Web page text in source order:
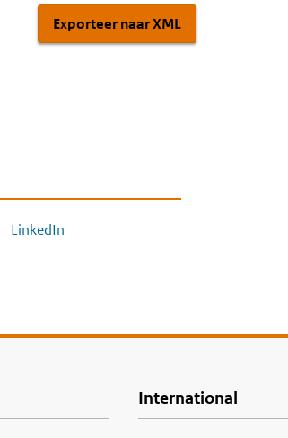
Exporteer naar XML
LinkedIn
International